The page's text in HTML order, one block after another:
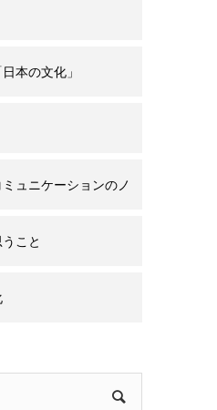
本の文化」
ュニケーションのノ
こと